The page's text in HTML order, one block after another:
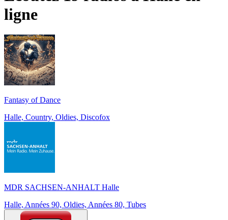
ligne
Fantasy of Dance
Halle, Country, Oldies, Discofox
MDR SACHSEN-ANHALT Halle
Halle, Années 90, Oldies, Années 80, Tubes